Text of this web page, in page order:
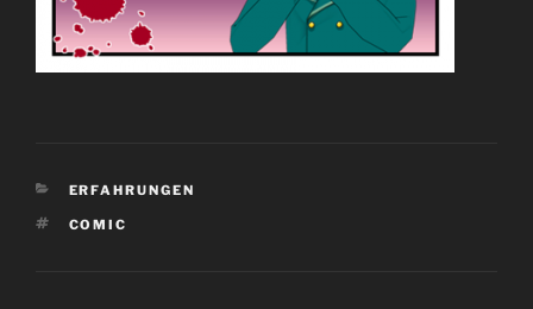
KATEGORIEN
ERFAHRUNGEN
SCHLAGWÖRTER
COMIC